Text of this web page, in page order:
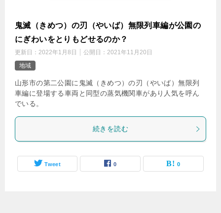
鬼滅（きめつ）の刃（やいば）無限列車編が公園の
にぎわいをとりもどせるのか？
更新日： 2022年1月8日 公開日： 2021年11月20日
地域
山形市の第二公園に鬼滅（きめつ）の刃（やいば）無限列
車編に登場する車両と同型の蒸気機関車があり人気を呼ん
でいる。
続きを読む
Tweet 0 0